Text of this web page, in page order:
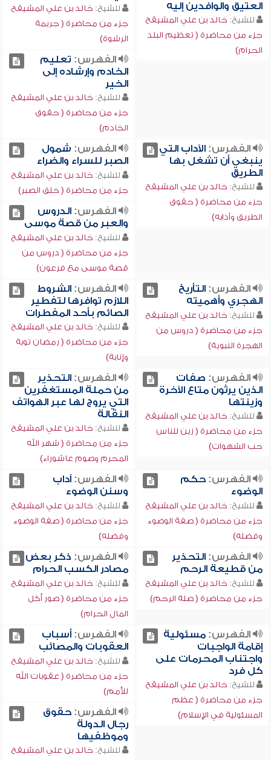
العتيق والوافدين إليه
للشيخ: خالد بن علي المشيقح
جزء من محاضرة ( تعظيم البلد
الحرام)
للشيخ: خالد بن علي المشيقح
جزء من محاضرة ( جريمة
الرشوة)
الفهرس: تعليم
الخادم وإرشاده إلى
الخير
للشيخ: خالد بن علي المشيقح
جزء من محاضرة ( حقوق
الخادم)
الفهرس:الآداب التي
ينبغي أن تشغل بها
الطريق
للشيخ: خالد بن علي المشيقح
جزء من محاضرة ( حقوق
الطريق وآدابه)
الفهرس: شمول
الصبر للسراء والضراء
للشيخ: خالد بن علي المشيقح
جزء من محاضرة ( خلق الصبر)
الفهرس:الدروس
والعبر من قصة موسى
للشيخ: خالد بن علي المشيقح
جزء من محاضرة ( دروس من
قصة موسى مع فرعون)
الفهرس:التأريخ
الهجري وأهميته
للشيخ: خالد بن علي المشيقح
جزء من محاضرة ( دروس من
الهجرة النبوية)
الفهرس:الشروط
اللازم توافرها لتفطير
الصائم بأحد المفطرات
للشيخ: خالد بن علي المشيقح
جزء من محاضرة ( رمضان توبة
وإنابة)
الفهرس: صفات
الذين يرثون متاع الآخرة
وزينتها
للشيخ: خالد بن علي المشيقح
جزء من محاضرة ( زين للناس
حب الشهوات)
الفهرس:التحذير
من حملة المستغفرين
التي يروج لها عبر الهواتف
النقالة
للشيخ: خالد بن علي المشيقح
جزء من محاضرة ( شهر الله
المحرم وصوم عاشوراء)
الفهرس:حكم
الوضوء
للشيخ: خالد بن علي المشيقح
جزء من محاضرة ( صفة الوضوء
وفضله)
الفهرس:آداب
وسنن الوضوء
للشيخ: خالد بن علي المشيقح
جزء من محاضرة ( صفة الوضوء
وفضله)
الفهرس:التحذير
من قطيعة الرحم
للشيخ: خالد بن علي المشيقح
جزء من محاضرة ( صلة الرحم)
الفهرس: ذكر بعض
مصادر الكسب الحرام
للشيخ: خالد بن علي المشيقح
جزء من محاضرة ( صور أكل
المال الحرام)
الفهرس:مسئولية
إقامة الواجبات
واجتناب المحرمات على
كل فرد
للشيخ: خالد بن علي المشيقح
جزء من محاضرة ( عظم
المسئولية في الإسلام)
الفهرس:أسباب
العقوبات والمصائب
للشيخ: خالد بن علي المشيقح
جزء من محاضرة ( عقوبات الله
للأمم)
الفهرس:حقوق
رجال الدولة
وموظفيها
للشيخ: خالد بن علي المشيقح